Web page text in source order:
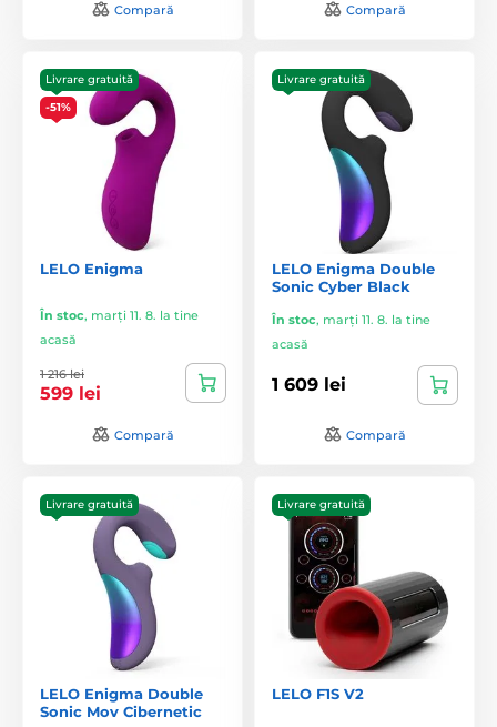
Compară Compară
Livrare gratuită
-51%
LELO Enigma
În stoc, marți 11. 8. la tine
acasă
1 216 lei
599 lei
Compară
Livrare gratuită
LELO Enigma Double
Sonic Cyber Black
În stoc, marți 11. 8. la tine
acasă
1 609 lei
Compară
Livrare gratuită
LELO Enigma Double
Sonic Mov Cibernetic
Livrare gratuită
LELO F1S V2